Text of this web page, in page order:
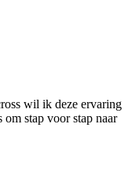
wil ik deze ervaring
om stap voor stap naar